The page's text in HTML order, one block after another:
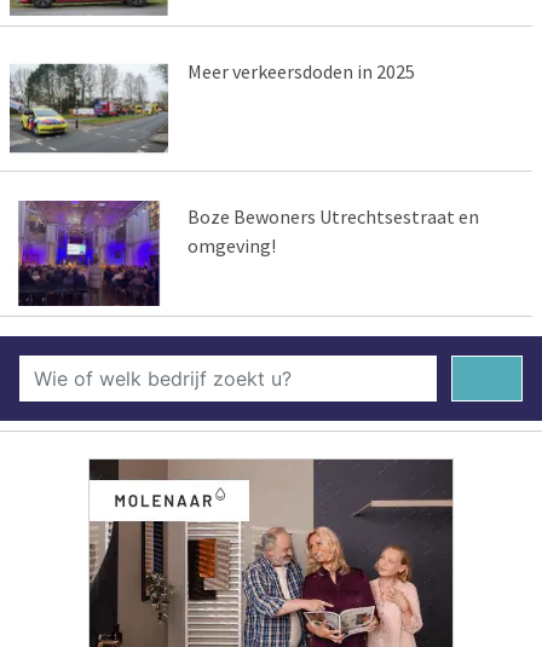
Meer verkeersdoden in 2025
Boze Bewoners Utrechtsestraat en
omgeving!